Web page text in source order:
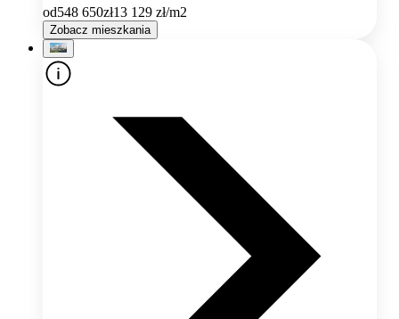
od548 650zł13 129 zł/m2
Zobacz mieszkania